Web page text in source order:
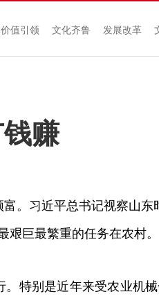
价值引领 文化齐鲁 发展改革
赚
习近平总书记视察山东
艰巨最繁重的任务在农村。
特别是近年来受农业机械